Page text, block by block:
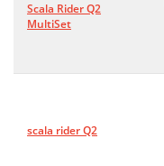
Scala Rider Q2
MultiSet
scala rider Q2